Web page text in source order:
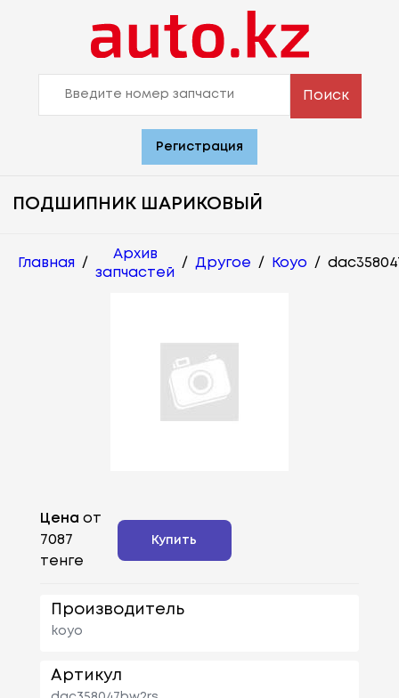
Поиск
Регистрация
ПОДШИПНИК ШАРИКОВЫЙ
Главная /
Архив
запчастей
/ Другое / Koyo /
Цена от
7087
тенге
Купить
Производитель
koyo
Артикул